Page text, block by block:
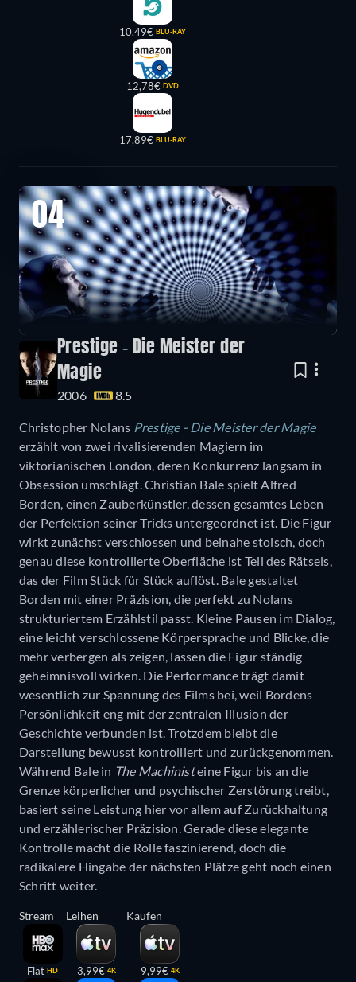
10,49€ BLU-RAY
12,78€ DVD
17,89€ BLU-RAY
04
Prestige - Die Meister der
Magie
2006 8.5
Christopher Nolans Prestige - Die Meister der Magie
erzählt von zwei rivalisierenden Magiern im
viktorianischen London, deren Konkurrenz langsam in
Obsession umschlägt. Christian Bale spielt Alfred
Borden, einen Zauberkünstler, dessen gesamtes Leben
der Perfektion seiner Tricks untergeordnet ist. Die Figur
wirkt zunächst verschlossen und beinahe stoisch, doch
genau diese kontrollierte Oberfläche ist Teil des Rätsels,
das der Film Stück für Stück auflöst. Bale gestaltet
Borden mit einer Präzision, die perfekt zu Nolans
strukturiertem Erzählstil passt. Kleine Pausen im Dialog,
eine leicht verschlossene Körpersprache und Blicke, die
mehr verbergen als zeigen, lassen die Figur ständig
geheimnisvoll wirken. Die Performance trägt damit
wesentlich zur Spannung des Films bei, weil Bordens
Persönlichkeit eng mit der zentralen Illusion der
Geschichte verbunden ist. Trotzdem bleibt die
Darstellung bewusst kontrolliert und zurückgenommen.
Während Bale in The Machinisteine Figur bis an die
Grenze körperlicher und psychischer Zerstörung treibt,
basiert seine Leistung hier vor allem auf Zurückhaltung
und erzählerischer Präzision. Gerade diese elegante
Kontrolle macht die Rolle faszinierend, doch die
radikalere Hingabe der nächsten Plätze geht noch einen
Schritt weiter.
Stream
Flat HD
Leihen
3,99€ 4K
Kaufen
9,99€ 4K